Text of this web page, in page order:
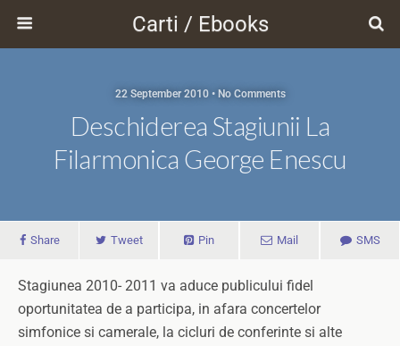
Carti / Ebooks
22 September 2010 • No Comments
Deschiderea Stagiunii La
Filarmonica George Enescu
Share Tweet Pin Mail SMS
Stagiunea 2010- 2011 va aduce publicului fidel
oportunitatea de a participa, in afara concertelor
simfonice si camerale, la cicluri de conferinte si alte